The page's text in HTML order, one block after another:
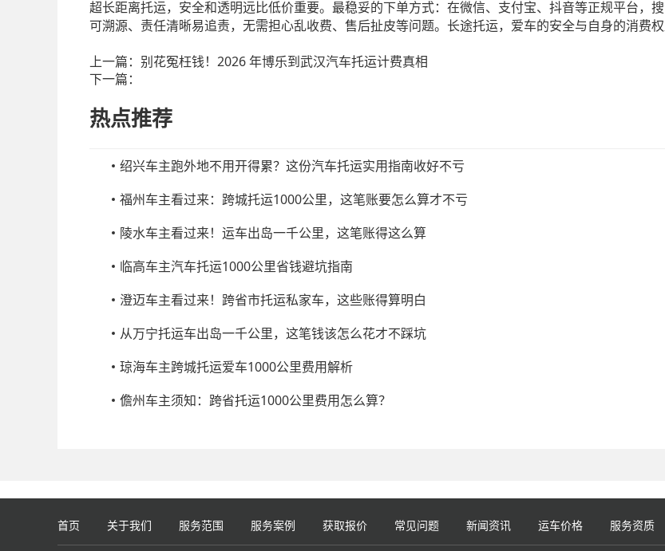
超长距离托运，安全和透明远比低价重要。最稳妥的下单方式：在微信、支付宝、抖音等正规平台，
可溯源、责任清晰易追责，无需担心乱收费、售后扯皮等问题。长途托运，爱车的安全与自身的消费权
上一篇： 别花冤枉钱！2026 年博乐到武汉汽车托运计费真相
下一篇：
热点推荐
绍兴车主跑外地不用开得累？这份汽车托运实用指南收好不亏
福州车主看过来：跨城托运1000公里，这笔账要怎么算才不亏
陵水车主看过来！运车出岛一千公里，这笔账得这么算
临高车主汽车托运1000公里省钱避坑指南
澄迈车主看过来！跨省市托运私家车，这些账得算明白
从万宁托运车出岛一千公里，这笔钱该怎么花才不踩坑
琼海车主跨城托运爱车1000公里费用解析
儋州车主须知：跨省托运1000公里费用怎么算？
首页 关于我们 服务范围 服务案例 获取报价 常见问题 新闻资讯 运车价格 服务资质